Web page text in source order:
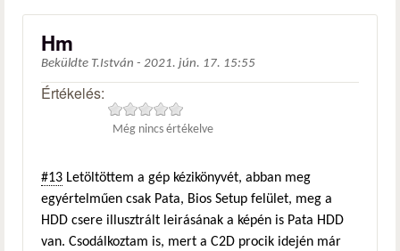
Hm
Beküldte T.István - 2021. jún. 17. 15:55
Értékelés:
Még nincs értékelve
#13 Letöltöttem a gép kézikönyvét, abban meg
egyértelműen csak Pata, Bios Setup felület, meg a
HDD csere illusztrált leirásának a képén is Pata HDD
van. Csodálkoztam is, mert a C2D procik idején már